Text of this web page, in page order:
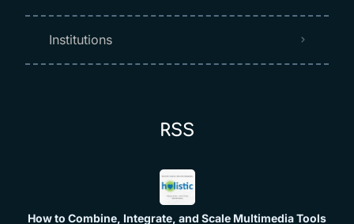
Institutions
RSS
How to Combine, Integrate, and Scale Multimedia Tools